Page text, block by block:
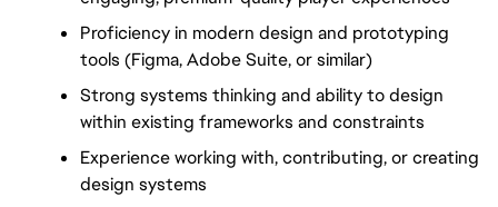
Proficiency in modern design and prototyping
tools (Figma, Adobe Suite, or similar)
Strong systems thinking and ability to design
within existing frameworks and constraints
Experience working with, contributing, or creating
design systems